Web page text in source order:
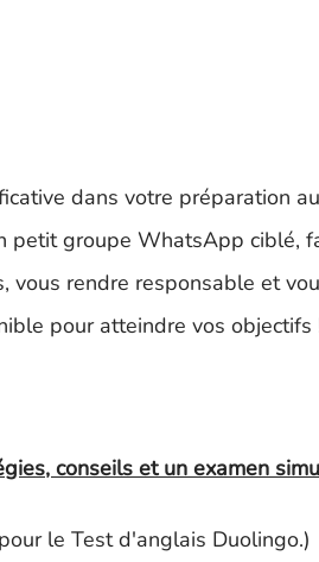
dans votre préparation
petit groupe WhatsApp ciblé,
rendre responsable et
pour atteindre vos objectifs
conseils et un examen
le Test d'anglais Duolingo.)